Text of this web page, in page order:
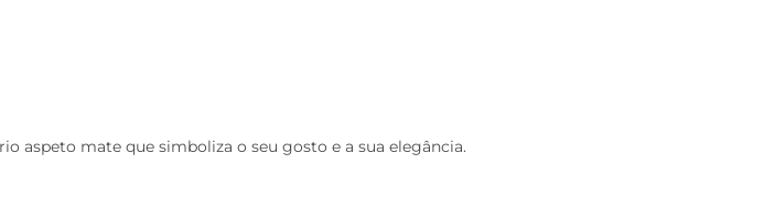
aspeto mate que simboliza o seu gosto e a sua elegância.